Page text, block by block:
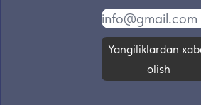
Yangiliklardan
olish